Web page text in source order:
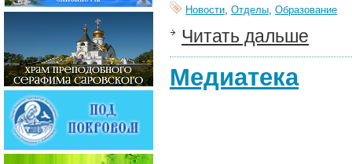
Новости, Отделы, Образование
Читать дальше
Медиатека